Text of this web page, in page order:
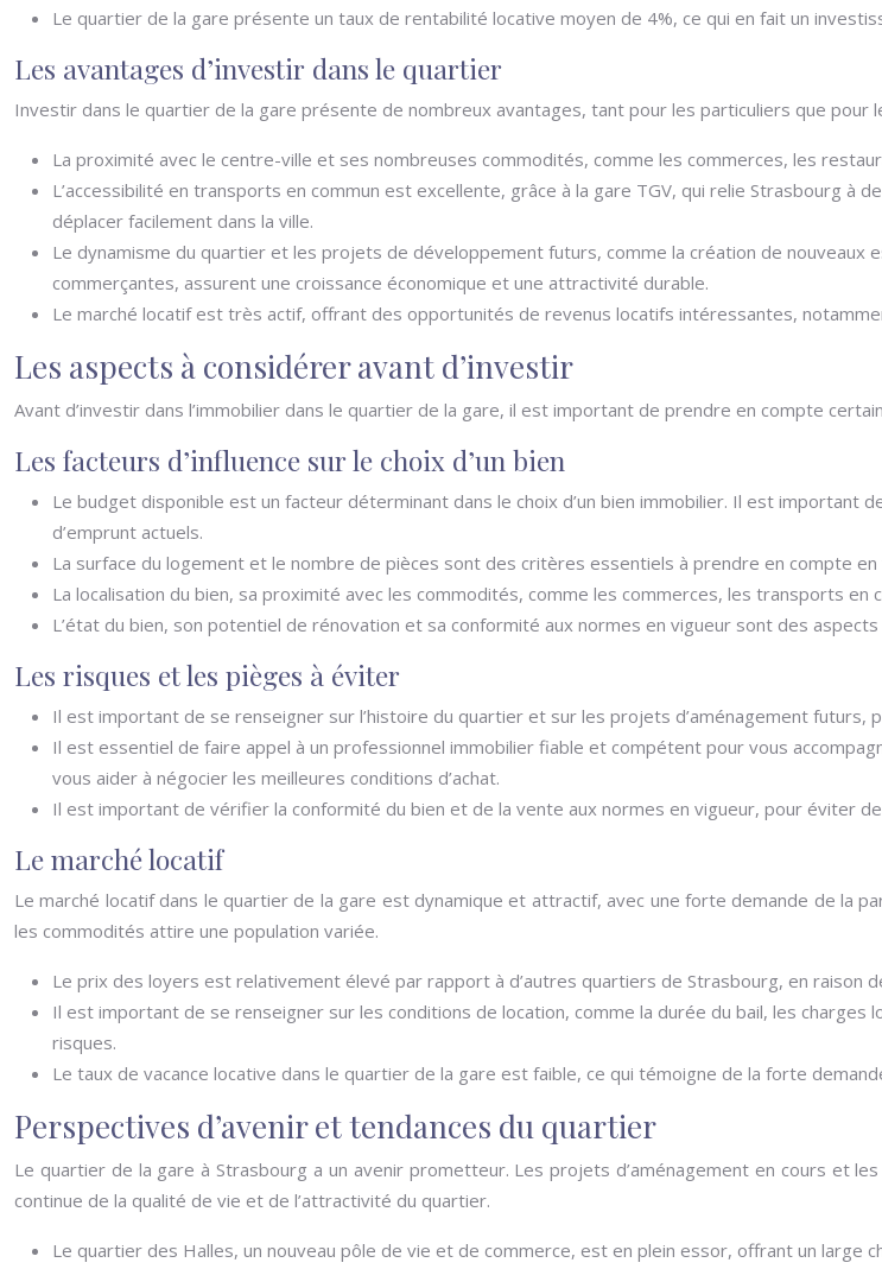
Le quartier de la gare présente un taux de rentabilité locative moyen de 4%, ce qui en fait un
Les avantages d’investir dans le quartier
Investir dans le quartier de la gare présente de nombreux avantages, tant pour les particuliers que pour
La proximité avec le centre-ville et ses nombreuses commodités, comme les commerces, les
L’accessibilité en transports en commun est excellente, grâce à la gare TGV, qui relie Strasbourg à
déplacer facilement dans la ville.
Le dynamisme du quartier et les projets de développement futurs, comme la création de
commerçantes, assurent une croissance économique et une attractivité durable.
Le marché locatif est très actif, offrant des opportunités de revenus locatifs intéressantes,
Les aspects à considérer avant d’investir
Avant d’investir dans l’immobilier dans le quartier de la gare, il est important de prendre en compte
Les facteurs d’influence sur le choix d’un bien
Le budget disponible est un facteur déterminant dans le choix d’un bien immobilier. Il est
d’emprunt actuels.
La surface du logement et le nombre de pièces sont des critères essentiels à prendre en compte
La localisation du bien, sa proximité avec les commodités, comme les commerces, les transports en
L’état du bien, son potentiel de rénovation et sa conformité aux normes en vigueur sont des
Les risques et les pièges à éviter
Il est important de se renseigner sur l’histoire du quartier et sur les projets d’aménagement futurs,
Il est essentiel de faire appel à un professionnel immobilier fiable et compétent pour vous
vous aider à négocier les meilleures conditions d’achat.
Il est important de vérifier la conformité du bien et de la vente aux normes en vigueur, pour éviter
Le marché locatif
Le marché locatif dans le quartier de la gare est dynamique et attractif, avec une forte demande de la
les commodités attire une population variée.
Le prix des loyers est relativement élevé par rapport à d’autres quartiers de Strasbourg, en raison
Il est important de se renseigner sur les conditions de location, comme la durée du bail, les
risques.
Le taux de vacance locative dans le quartier de la gare est faible, ce qui témoigne de la forte
Perspectives d’avenir et tendances du quartier
Le quartier de la gare à Strasbourg a un avenir prometteur. Les projets d’aménagement en cours et
continue de la qualité de vie et de l’attractivité du quartier.
Le quartier des Halles, un nouveau pôle de vie et de commerce, est en plein essor, offrant un large